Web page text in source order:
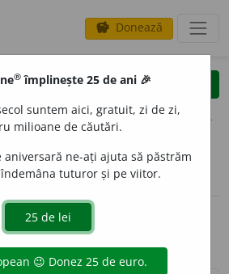
savings Donează
clear
opțiuni
volume_up (16)
® împlinește 25 de ani 🎉
suntem aici, gratuit, zi de zi,
milioane de căutări.
aniversară ne-ați ajuta să păstrăm
tuturor și pe viitor.